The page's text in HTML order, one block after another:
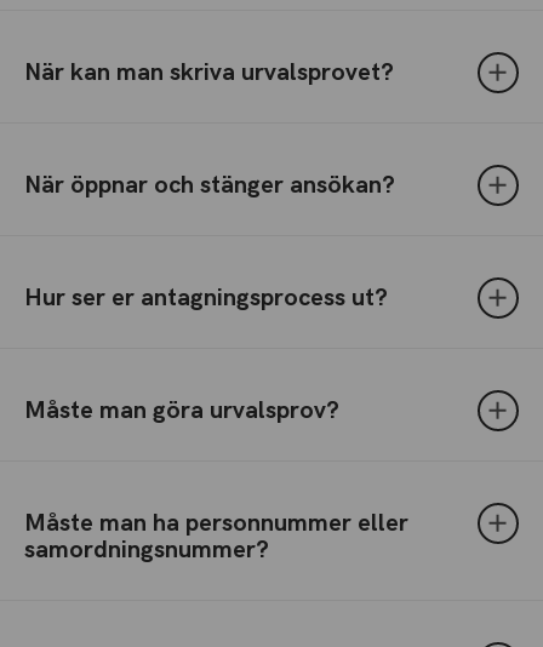
När kan man skriva urvalsprovet?
När öppnar och stänger ansökan?
Hur ser er antagningsprocess ut?
Måste man göra urvalsprov?
Måste man ha personnummer eller
samordningsnummer?